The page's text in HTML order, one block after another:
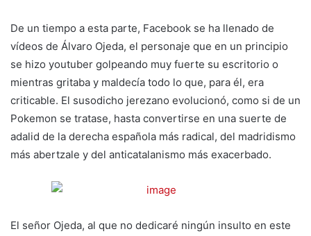
De un tiempo a esta parte, Facebook se ha llenado de
vídeos de Álvaro Ojeda, el personaje que en un principio
se hizo youtuber golpeando muy fuerte su escritorio o
mientras gritaba y maldecía todo lo que, para él, era
criticable. El susodicho jerezano evolucionó, como si de un
Pokemon se tratase, hasta convertirse en una suerte de
adalid de la derecha española más radical, del madridismo
más abertzale y del anticatalanismo más exacerbado.
El señor Ojeda, al que no dedicaré ningún insulto en este